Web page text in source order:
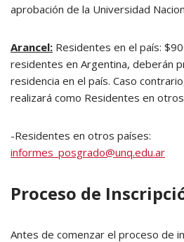
aprobación de la Universidad
Arancel: Residentes en el país:
residentes en Argentina, deberán
residencia en el país. Caso
realizará como Residentes en
-Residentes en otros países:
informes_posgrado@unq.edu.ar
Proceso de
Antes de comenzar el proceso de